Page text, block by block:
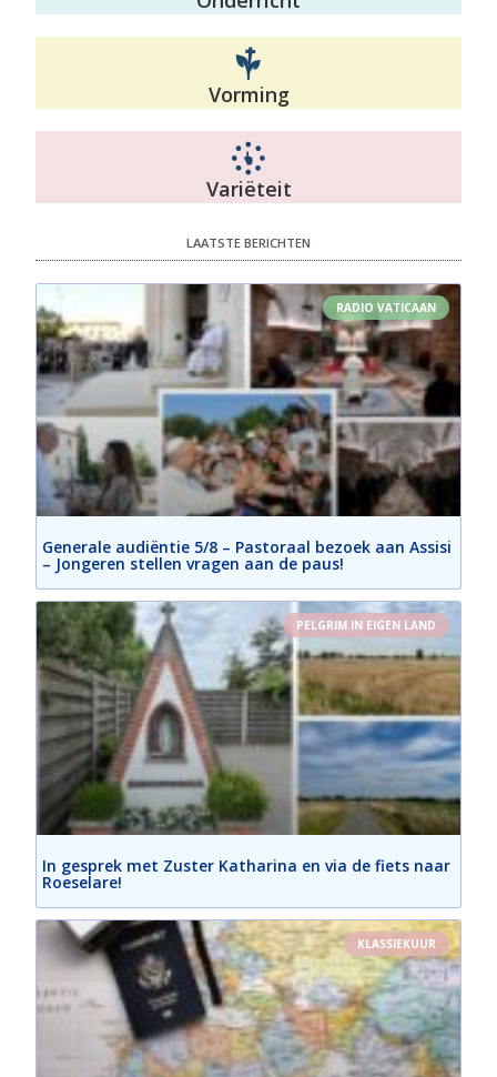
Vorming
Variëteit
LAATSTE BERICHTEN
RADIO VATICAAN
Generale audiëntie 5/8 – Pastoraal bezoek aan Assisi
– Jongeren stellen vragen aan de paus!
PELGRIM IN EIGEN LAND
In gesprek met Zuster Katharina en via de fiets naar
Roeselare!
KLASSIEKUUR